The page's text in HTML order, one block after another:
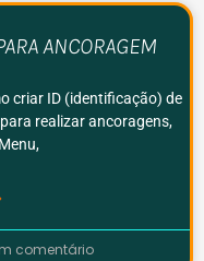
ANCORAGEM
criar ID (identificação) de
realizar ancoragens,
comentário